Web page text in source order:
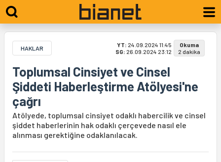
HAKLAR YT: 24.09.2024 11:45
SG: 26.09.2024 23:12
Okuma
2 dakika
Toplumsal Cinsiyet ve Cinsel
Şiddeti Haberleştirme Atölyesi'ne
çağrı
Atölyede, toplumsal cinsiyet odaklı habercilik ve cinsel
şiddet haberlerinin hak odaklı çerçevede nasıl ele
alınması gerektiğine odaklanılacak.